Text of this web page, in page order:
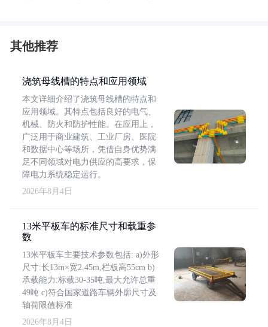
其他推荐
浇筑母线槽的特点和应用领域
本文详细介绍了浇筑母线槽的特点和
应用领域。其特点包括良好的电气、
机械、防火和防护性能。在应用上，
广泛用于商业建筑、工业厂房、医院
和数据中心等场所，凭借自身优势满
足不同领域对电力供应的高要求，保
障电力系统稳定运行。
2026年8月4日
13米平板车的标准尺寸和载重参
数
13米平板车主要技术参数包括: a)外形
尺寸:长13m×宽2.45m,栏板高55cm b)
承载能力:标载30-35吨,最大允许总重
49吨 c)符合国家道路车辆外廓尺寸及
轴荷限值标准
2026年8月4日